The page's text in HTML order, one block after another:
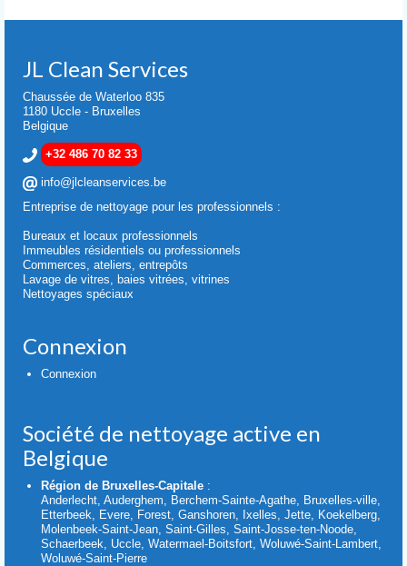
JL Clean Services
Chaussée de Waterloo 835
1180 Uccle - Bruxelles
Belgique
+32 486 70 82 33
info@jlcleanservices.be
Entreprise de nettoyage pour les professionnels :
Bureaux et locaux professionnels
Immeubles résidentiels ou professionnels
Commerces, ateliers, entrepôts
Lavage de vitres, baies vitrées, vitrines
Nettoyages spéciaux
Connexion
Connexion
Société de nettoyage active en
Belgique
Région de Bruxelles-Capitale :
Anderlecht, Auderghem, Berchem-Sainte-Agathe, Bruxelles-ville,
Etterbeek, Evere, Forest, Ganshoren, Ixelles, Jette, Koekelberg,
Molenbeek-Saint-Jean, Saint-Gilles, Saint-Josse-ten-Noode,
Schaerbeek, Uccle, Watermael-Boitsfort, Woluwé-Saint-Lambert,
Woluwé-Saint-Pierre